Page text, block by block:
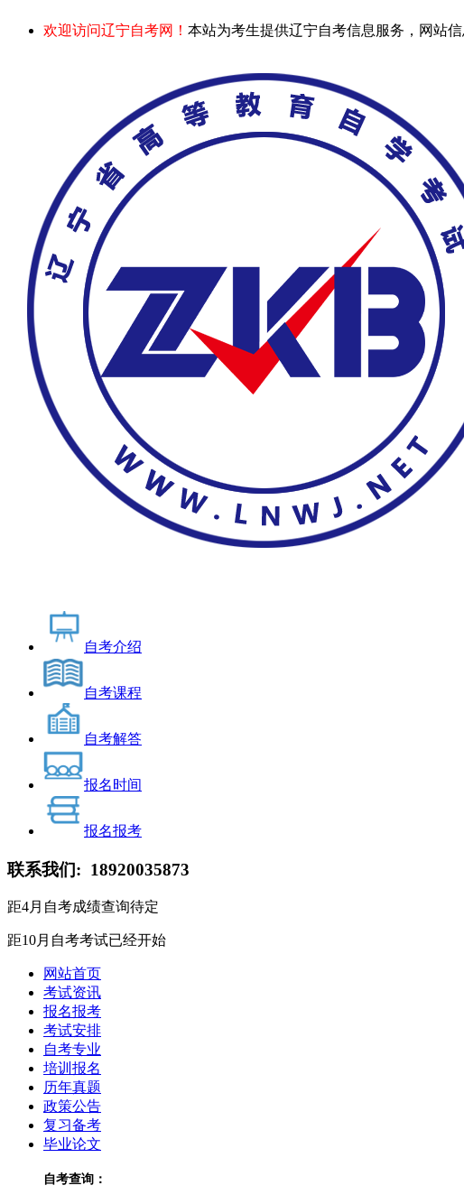
欢迎访问辽宁自考网！ 本站为考生提供辽宁自考信息服务，网站
自考介绍
自考课程
自考解答
报名时间
报名报考
联系我们: 18920035873
距4月自考成绩查询待定
距10月自考考试已经开始
网站首页
考试资讯
报名报考
考试安排
自考专业
培训报名
历年真题
政策公告
复习备考
毕业论文
自考查询：